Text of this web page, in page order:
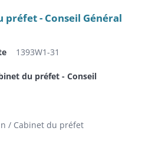
préfet - Conseil Général
1393W1-31
du préfet - Conseil
/ Cabinet du préfet